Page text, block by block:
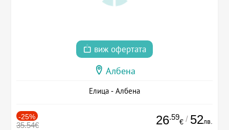
виж офертата
Албена
Елица - Албена
-25%
35.54€ 26.59
€ / 52лв.